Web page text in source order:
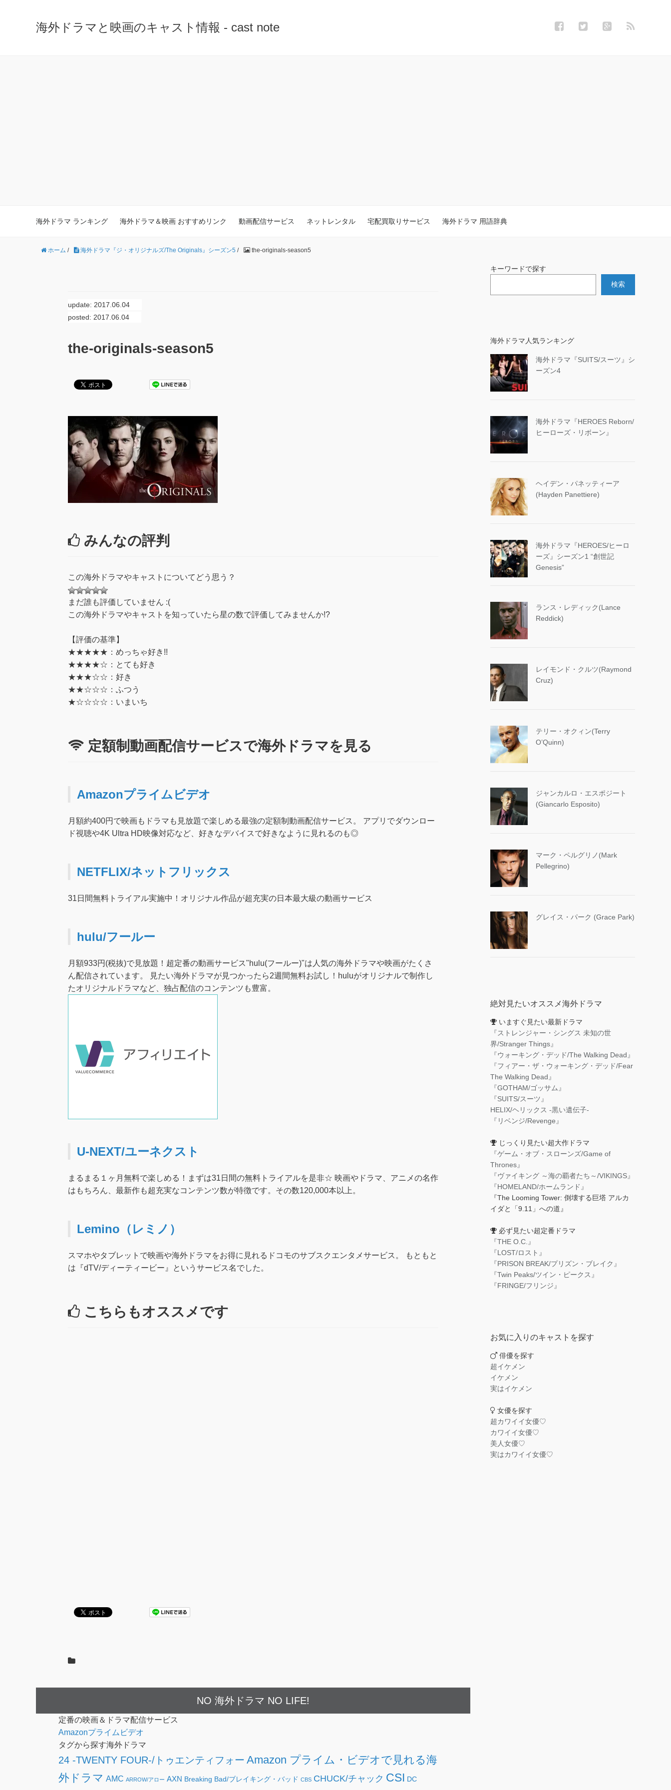
海外ドラマと映画のキャスト情報 - cast note
海外ドラマ ランキング 海外ドラマ＆映画 おすすめリンク 動画配信サービス ネットレンタル 宅配買取りサービス 海外ドラマ 用語辞典
ホーム / 海外ドラマ『ジ・オリジナルズ/The Originals』シーズン5 / the-originals-season5
update: 2017.06.04
posted: 2017.06.04
the-originals-season5
みんなの評判
この海外ドラマやキャストについてどう思う？
まだ誰も評価していません :(
この海外ドラマやキャストを知っていたら星の数で評価してみませんか!?
【評価の基準】
★★★★★：めっちゃ好き!!
★★★★☆：とても好き
★★★☆☆：好き
★★☆☆☆：ふつう
★☆☆☆☆：いまいち
定額制動画配信サービスで海外ドラマを見る
Amazonプライムビデオ
月額約400円で映画もドラマも見放題で楽しめる最強の定額制動画配信サービス。 アプリでダウンロー
ド視聴や4K Ultra HD映像対応など、好きなデバイスで好きなように見れるのも◎
NETFLIX/ネットフリックス
31日間無料トライアル実施中！オリジナル作品が超充実の日本最大級の動画サービス
hulu/フールー
月額933円(税抜)で見放題！超定番の動画サービス"hulu(フールー)"は人気の海外ドラマや映画がたくさ
ん配信されています。 見たい海外ドラマが見つかったら2週間無料お試し！huluがオリジナルで制作し
たオリジナルドラマなど、独占配信のコンテンツも豊富。
U-NEXT/ユーネクスト
まるまる１ヶ月無料で楽しめる！まずは31日間の無料トライアルを是非☆ 映画やドラマ、アニメの名作
はもちろん、最新作も超充実なコンテンツ数が特徴です。その数120,000本以上。
Lemino（レミノ）
スマホやタブレットで映画や海外ドラマをお得に見れるドコモのサブスクエンタメサービス。 もともと
は『dTV/ディーティービー』というサービス名でした。
こちらもオススメです
NO 海外ドラマ NO LIFE!
定番の映画＆ドラマ配信サービス
Amazonプライムビデオ
タグから探す海外ドラマ
24 -TWENTY FOUR-/トゥエンティフォー Amazon プライム・ビデオで見れる海
外ドラマ AMC ARROW/アロー AXN Breaking Bad/ブレイキング・バッド CBS CHUCK/チャック CSI DC
キーワードで探す
検索
海外ドラマ人気ランキング
海外ドラマ『SUITS/スーツ』シ
ーズン4
海外ドラマ『HEROES Reborn/
ヒーローズ・リボーン』
ヘイデン・パネッティーア
(Hayden Panettiere)
海外ドラマ『HEROES/ヒーロ
ーズ』シーズン1 “創世記
Genesis”
ランス・レディック(Lance
Reddick)
レイモンド・クルツ(Raymond
Cruz)
テリー・オクィン(Terry
O’Quinn)
ジャンカルロ・エスポジート
(Giancarlo Esposito)
マーク・ペルグリノ(Mark
Pellegrino)
グレイス・パーク (Grace Park)
絶対見たいオススメ海外ドラマ
いますぐ見たい最新ドラマ
『ストレンジャー・シングス 未知の世
界/Stranger Things』
『ウォーキング・デッド/The Walking Dead』
『フィアー・ザ・ウォーキング・デッド/Fear
The Walking Dead』
『GOTHAM/ゴッサム』
『SUITS/スーツ』
HELIX/ヘリックス -黒い遺伝子-
『リベンジ/Revenge』
じっくり見たい超大作ドラマ
『ゲーム・オブ・スローンズ/Game of
Thrones』
『ヴァイキング ～海の覇者たち～/VIKINGS』
『HOMELAND/ホームランド』
『The Looming Tower: 倒壊する巨塔 アルカ
イダと「9.11」への道』
必ず見たい超定番ドラマ
『THE O.C.』
『LOST/ロスト』
『PRISON BREAK/プリズン・ブレイク』
『Twin Peaks/ツイン・ピークス』
『FRINGE/フリンジ』
お気に入りのキャストを探す
俳優を探す
超イケメン
イケメン
実はイケメン
女優を探す
超カワイイ女優♡
カワイイ女優♡
美人女優♡
実はカワイイ女優♡